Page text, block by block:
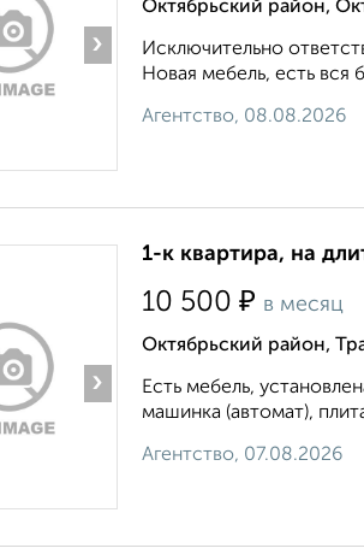
›
Октябрьский район,
Исключительно
Новая мебель, есть вся
Агентство, 08.08.2026
›
1-к квартира, на
10 500 ₽ в месяц
Октябрьский район,
Есть мебель,
машинка (автомат),
Агентство, 07.08.2026